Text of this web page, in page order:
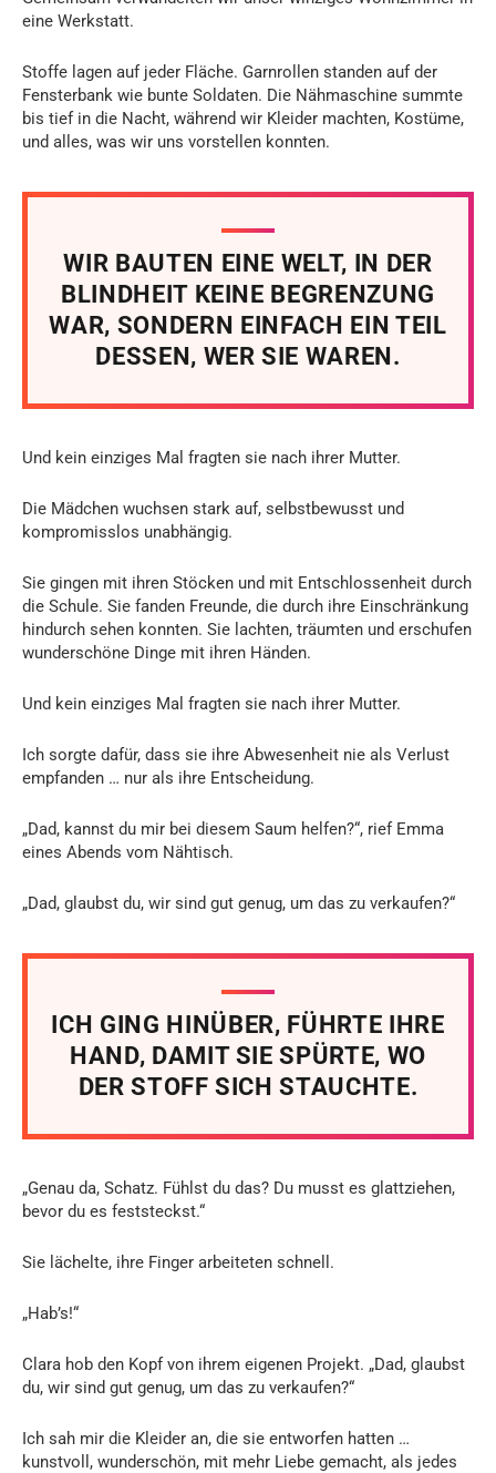
eine Werkstatt.
Stoffe lagen auf jeder Fläche. Garnrollen standen auf der
Fensterbank wie bunte Soldaten. Die Nähmaschine summte
bis tief in die Nacht, während wir Kleider machten, Kostüme,
und alles, was wir uns vorstellen konnten.
WIR BAUTEN EINE WELT, IN DER
BLINDHEIT KEINE BEGRENZUNG
WAR, SONDERN EINFACH EIN TEIL
DESSEN, WER SIE WAREN.
Und kein einziges Mal fragten sie nach ihrer Mutter.
Die Mädchen wuchsen stark auf, selbstbewusst und
kompromisslos unabhängig.
Sie gingen mit ihren Stöcken und mit Entschlossenheit durch
die Schule. Sie fanden Freunde, die durch ihre Einschränkung
hindurch sehen konnten. Sie lachten, träumten und erschufen
wunderschöne Dinge mit ihren Händen.
Und kein einziges Mal fragten sie nach ihrer Mutter.
Ich sorgte dafür, dass sie ihre Abwesenheit nie als Verlust
empfanden … nur als ihre Entscheidung.
„Dad, kannst du mir bei diesem Saum helfen?“, rief Emma
eines Abends vom Nähtisch.
„Dad, glaubst du, wir sind gut genug, um das zu verkaufen?“
ICH GING HINÜBER, FÜHRTE IHRE
HAND, DAMIT SIE SPÜRTE, WO
DER STOFF SICH STAUCHTE.
„Genau da, Schatz. Fühlst du das? Du musst es glattziehen,
bevor du es feststeckst.“
Sie lächelte, ihre Finger arbeiteten schnell.
„Hab’s!“
Clara hob den Kopf von ihrem eigenen Projekt. „Dad, glaubst
du, wir sind gut genug, um das zu verkaufen?“
Ich sah mir die Kleider an, die sie entworfen hatten …
kunstvoll, wunderschön, mit mehr Liebe gemacht, als jedes